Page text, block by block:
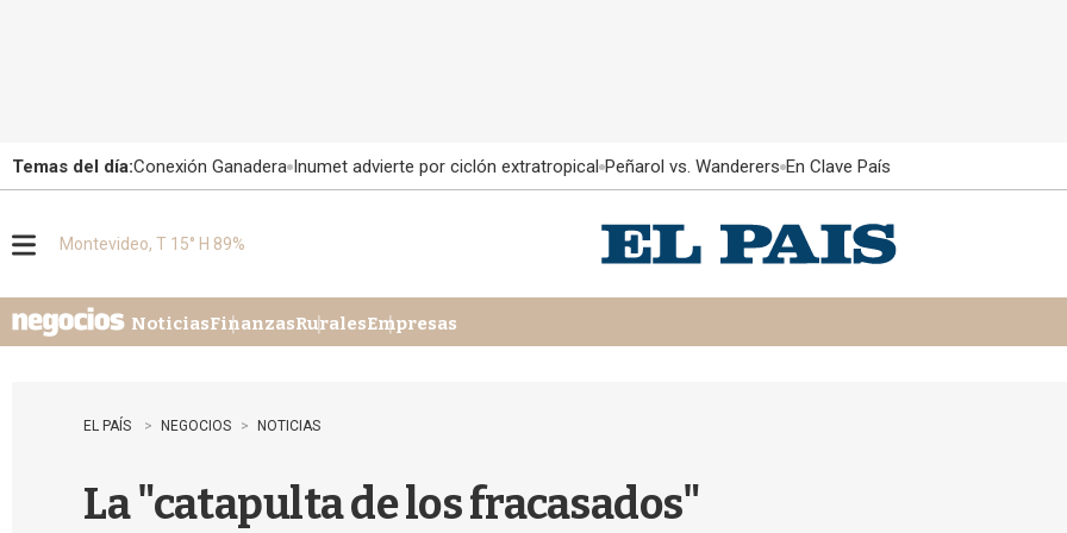
Temas del día:Conexión Ganadera Inumet advierte por ciclón extratropical Peñarol vs. Wanderers En Clave País
u
Montevideo, T 15° H 89%
NoticiasFinanzasRuralesEmpresas
EL PAÍS NEGOCIOS NOTICIAS
La "catapulta de los fracasados"